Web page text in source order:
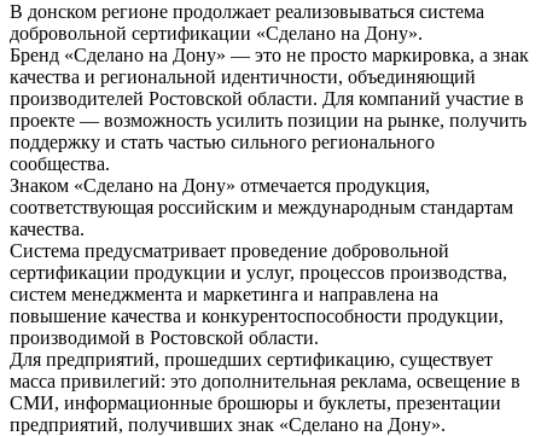
В донском регионе продолжает реализовываться система
добровольной сертификации «Сделано на Дону».
Бренд «Сделано на Дону» — это не просто маркировка, а знак
качества и региональной идентичности, объединяющий
производителей Ростовской области. Для компаний участие в
проекте — возможность усилить позиции на рынке, получить
поддержку и стать частью сильного регионального
сообщества.
Знаком «Сделано на Дону» отмечается продукция,
соответствующая российским и международным стандартам
качества.
Система предусматривает проведение добровольной
сертификации продукции и услуг, процессов производства,
систем менеджмента и маркетинга и направлена на
повышение качества и конкурентоспособности продукции,
производимой в Ростовской области.
Для предприятий, прошедших сертификацию, существует
масса привилегий: это дополнительная реклама, освещение в
СМИ, информационные брошюры и буклеты, презентации
предприятий, получивших знак «Сделано на Дону».